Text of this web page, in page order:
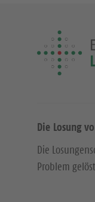
Die Losung
Die
Problem